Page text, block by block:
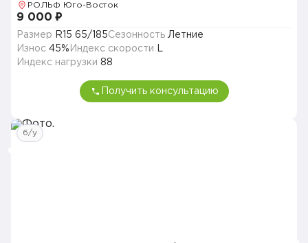
РОЛЬФ Юго-Восток
9 000 ₽
Размер R15 65/185Сезонность Летние
Износ 45% Индекс скорости
L
Индекс нагрузки 88
Получить консультацию
б/у